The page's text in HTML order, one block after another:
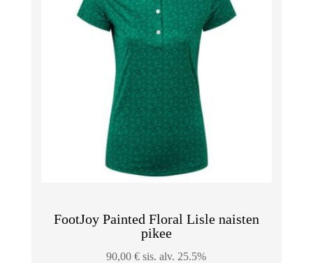
FootJoy Painted Floral Lisle naisten
pikee
90,00€ sis. alv. 25.5%